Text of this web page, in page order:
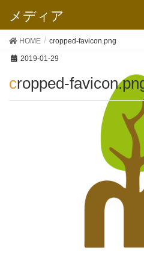
メディア
HOME cropped-favicon.png
2019-01-29
cropped-